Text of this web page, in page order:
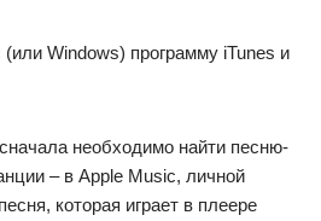
Windows) программу iTunes и
необходимо найти песню-
– в Apple Music, личной
которая играет в плеере